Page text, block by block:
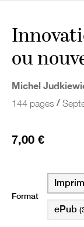
ou
Michel
144 pages /
7,00 €
Format
ePub